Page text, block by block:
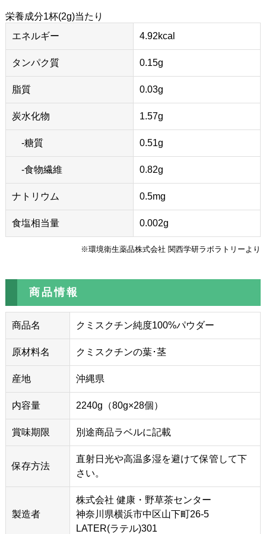
栄養成分1杯(2g)当たり
エネルギー
4.92kcal
タンパク質 0.15g
脂質 0.03g
炭水化物 1.57g
-糖質 0.51g
-食物繊維 0.82g
ナトリウム 0.5mg
食塩相当量 0.002g
※環境衛生薬品株式会社 関西学研ラボラトリーより
商品情報
商品名 クミスクチン純度100%パウダー
原材料名 クミスクチンの葉･茎
産地 沖縄県
内容量 2240g（80g×28個）
賞味期限 別途商品ラベルに記載
保存方法
直射日光や高温多湿を避けて保管して下
さい。
製造者
株式会社 健康・野草茶センター
神奈川県横浜市中区山下町26-5
LATER(ラテル)301